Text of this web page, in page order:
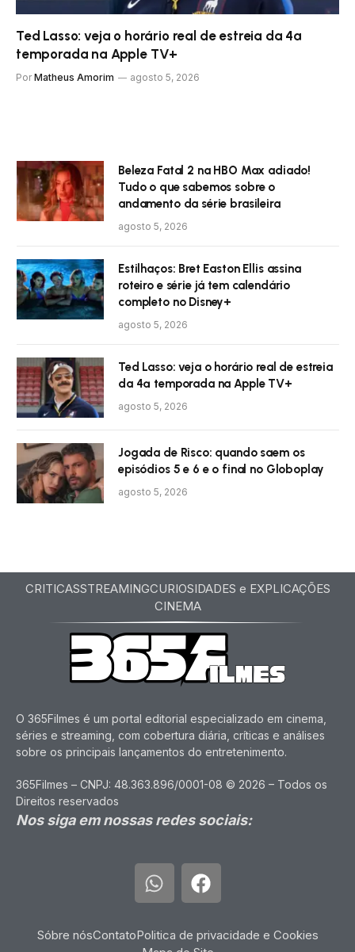
Ted Lasso: veja o horário real de estreia da 4ª
temporada na Apple TV+
Por Matheus Amorim agosto 5, 2026
Beleza Fatal 2 na HBO Max adiado!
Tudo o que sabemos sobre o
andamento da série brasileira
agosto 5, 2026
Estilhaços: Bret Easton Ellis assina
roteiro e série já tem calendário
completo no Disney+
agosto 5, 2026
Ted Lasso: veja o horário real de estreia
da 4ª temporada na Apple TV+
agosto 5, 2026
Jogada de Risco: quando saem os
episódios 5 e 6 e o final no Globoplay
agosto 5, 2026
CRITICASSTREAMINGCURIOSIDADES e EXPLICAÇÕES
CINEMA
O 365Filmes é um portal editorial especializado em cinema,
séries e streaming, com cobertura diária, críticas e análises
sobre os principais lançamentos do entretenimento.
365Filmes – CNPJ: 48.363.896/0001-08 © 2026 – Todos os
Direitos reservados
Nos siga em nossas redes sociais:
Sóbre nósContatoPolitica de privacidade e Cookies